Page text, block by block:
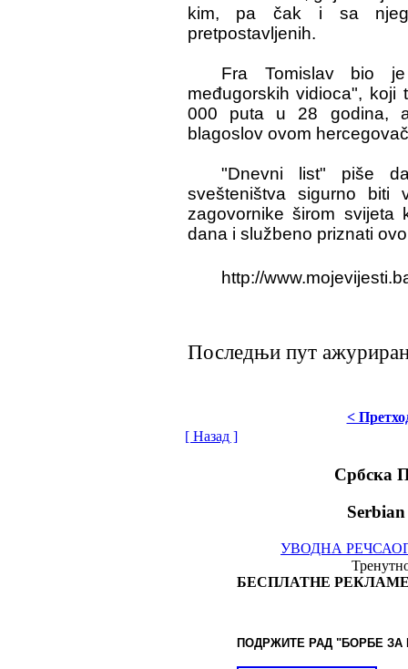
kim, pa čak i sa
pretpostavljenih.
Fra Tomislav bio
međugorskih vidioca",
000 puta u 28 godina,
blagoslov ovom
"Dnevni list" piše
svešteništva sigurno biti
zagovornike širom
dana i službeno priznati
http://
Последњи пут
<
[ Назад ]
Србска
УВОДНА РЕЧ
БЕСПЛАТНЕ
ПОДРЖИТЕ РАД "БОРБЕ ЗА